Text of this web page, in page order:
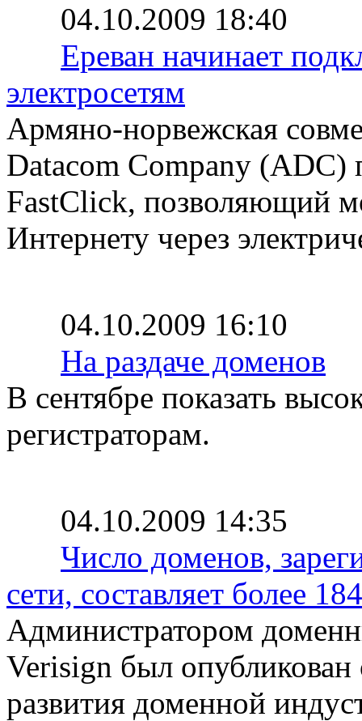
04.10.2009 18:40
Ереван начинает
электросетям
Армяно-норвежская
Datacom Company (ADC)
FastClick, позволяющий
Интернету через
04.10.2009 16:10
На раздаче доменов
В сентябре показать
регистраторам.
04.10.2009 14:35
Число доменов,
сети, составляет более
Администратором
Verisign был опубликован
развития доменной